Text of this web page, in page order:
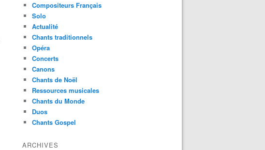
Compositeurs Français
Solo
Actualité
Chants traditionnels
Opéra
Concerts
Canons
Chants de Noël
Ressources musicales
Chants du Monde
Duos
Chants Gospel
ARCHIVES